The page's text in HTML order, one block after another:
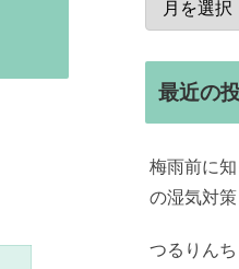
最近の
梅雨前に
の湿気対策
つるりん